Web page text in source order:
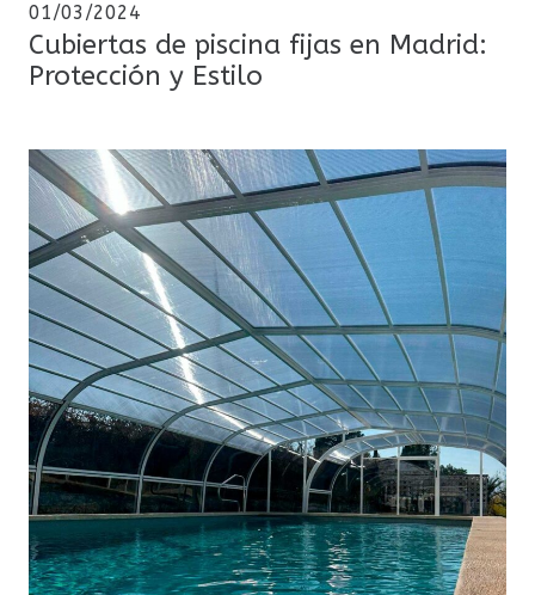
01/03/2024
Cubiertas de piscina fijas en Madrid:
Protección y Estilo